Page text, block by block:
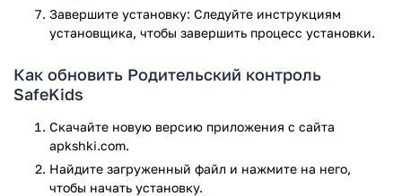
Установка временных ограничений на пользование
гаджетом.
Дополнительно
На определенные сайты родители смогут устанавливать
частичный запрет. Например, ограничить время
посещения вашего чада на YouTube. Также приложение
может отправлять запрос родителю на разрешение
доступа к выбранным ресурсам.
Завершите установку: Следуйте инструкциям
установщика, чтобы завершить процесс установки.
Как обновить Родительский контроль
SafeKids
Скачайте новую версию приложения с сайта
apkshki.com.
Найдите загруженный файл и нажмите на него,
чтобы начать установку.